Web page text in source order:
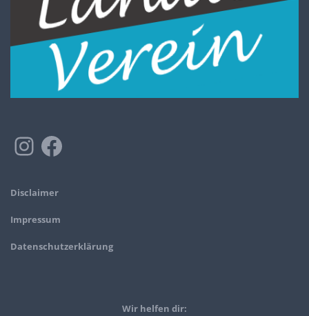
Disclaimer
Impressum
Datenschutzerklärung
Wir helfen dir: